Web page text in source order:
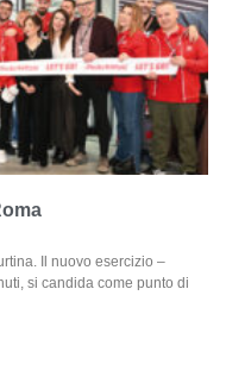
Il nuovo esercizio –
si candida come punto di